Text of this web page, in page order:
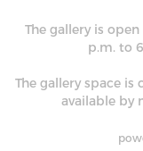
The gallery is
p.m. to
The gallery space
available by